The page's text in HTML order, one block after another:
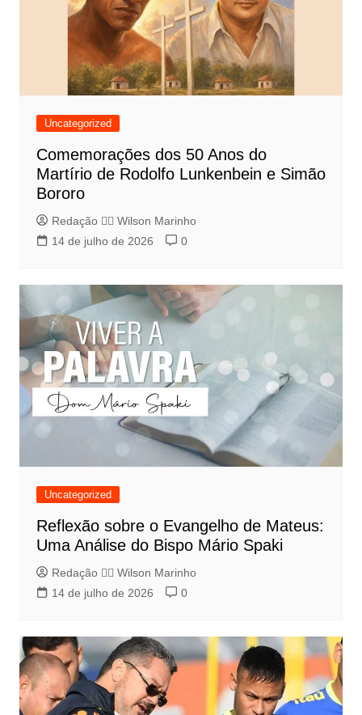
Uncategorized
Comemorações dos 50 Anos do
Martírio de Rodolfo Lunkenbein e Simão
Bororo
Redação 👨‍⚖️​ Wilson Marinho
14 de julho de 2026
0
Uncategorized
Reflexão sobre o Evangelho de Mateus:
Uma Análise do Bispo Mário Spaki
Redação 👨‍⚖️​ Wilson Marinho
14 de julho de 2026
0